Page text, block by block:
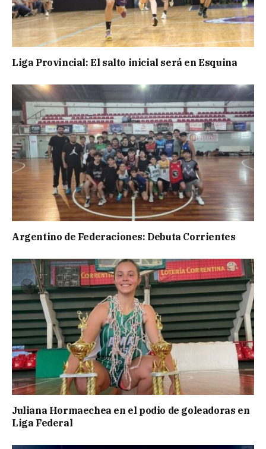
Liga Provincial: El salto inicial será en Esquina
Argentino de Federaciones: Debuta Corrientes
Juliana Hormaechea en el podio de goleadoras en
Liga Federal